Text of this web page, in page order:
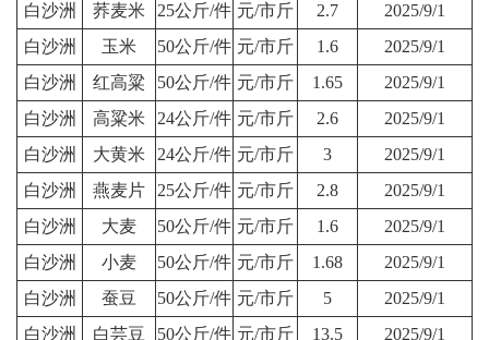
白沙洲
荞麦米 25公斤/件 元/市斤 2.7
2025/9/1
白沙洲
玉米 50公斤/件 元/市斤 1.6
2025/9/1
白沙洲
红高粱 50公斤/件 元/市斤 1.65
2025/9/1
白沙洲
高粱米 24公斤/件 元/市斤 2.6
2025/9/1
白沙洲
大黄米 24公斤/件 元/市斤 3
2025/9/1
白沙洲
燕麦片 25公斤/件 元/市斤 2.8
2025/9/1
白沙洲
大麦 50公斤/件 元/市斤 1.6
2025/9/1
白沙洲
小麦 50公斤/件 元/市斤 1.68
2025/9/1
白沙洲
蚕豆 50公斤/件 元/市斤 5
2025/9/1
白沙洲
白芸豆 50公斤/件 元/市斤 13.5
2025/9/1